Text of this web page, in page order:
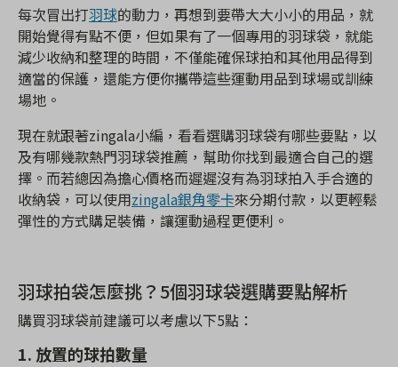
每次冒出打羽球的動力，再想到要帶大大小小的用品，就
開始覺得有點不便，但如果有了一個專用的羽球袋，就能
減少收納和整理的時間，不僅能確保球拍和其他用品得到
適當的保護，還能方便你攜帶這些運動用品到球場或訓練
場地。
現在就跟著zingala小編，看看選購羽球袋有哪些要點，以
及有哪幾款熱門羽球袋推薦，幫助你找到最適合自己的選
擇。而若總因為擔心價格而遲遲沒有為羽球拍入手合適的
收納袋，可以使用zingala銀角零卡來分期付款，以更輕鬆
彈性的方式購足裝備，讓運動過程更便利。
羽球拍袋怎麼挑？5個羽球袋選購要點解析
購買羽球袋前建議可以考慮以下5點：
1. 放置的球拍數量